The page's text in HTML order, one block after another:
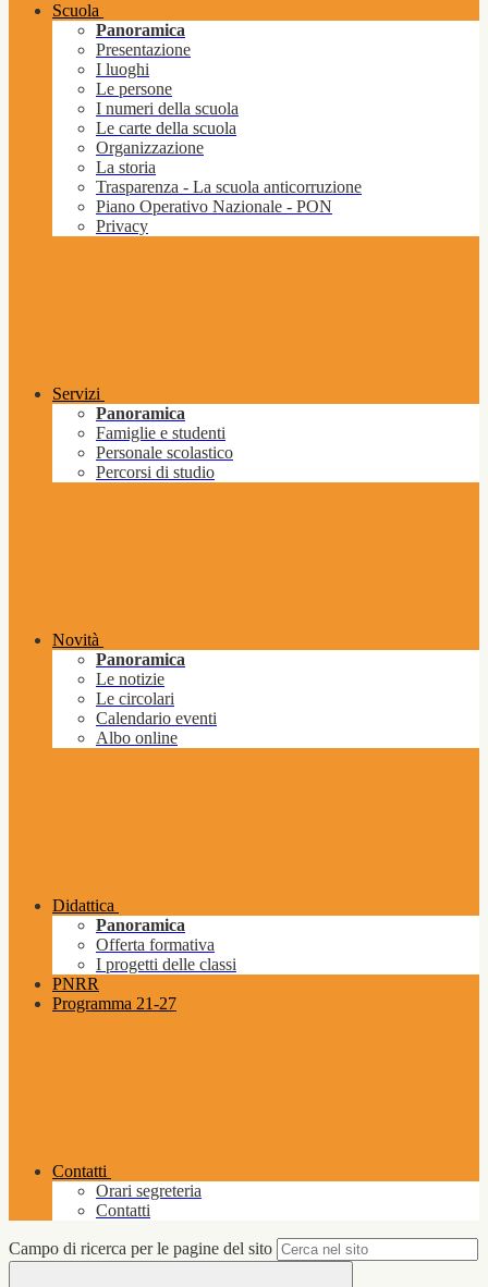
Scuola
Panoramica
Presentazione
I luoghi
Le persone
I numeri della scuola
Le carte della scuola
Organizzazione
La storia
Trasparenza - La scuola anticorruzione
Piano Operativo Nazionale - PON
Privacy
Servizi
Panoramica
Famiglie e studenti
Personale scolastico
Percorsi di studio
Novità
Panoramica
Le notizie
Le circolari
Calendario eventi
Albo online
Didattica
Panoramica
Offerta formativa
I progetti delle classi
PNRR
Programma 21-27
Contatti
Orari segreteria
Contatti
Campo di ricerca per le pagine del sito